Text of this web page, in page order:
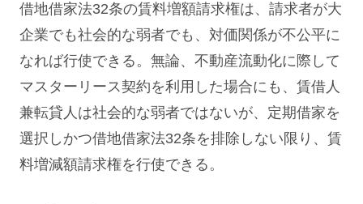
借地借家法32条の賃料増額請求権は、請求者が大
企業でも社会的な弱者でも、対価関係が不公平に
なれば行使できる。無論、不動産流動化に際して
マスターリース契約を利用した場合にも、賃借人
兼転貸人は社会的な弱者ではないが、定期借家を
選択しかつ借地借家法32条を排除しない限り、賃
料増減額請求権を行使できる。